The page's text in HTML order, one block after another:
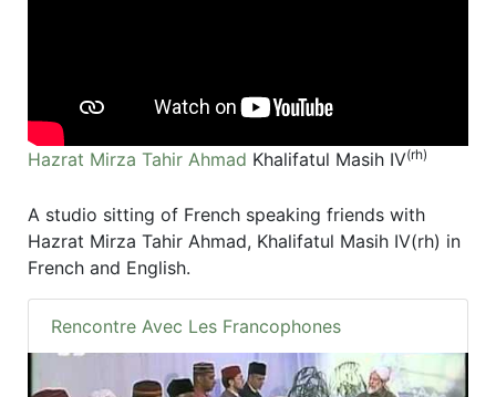
Hazrat Mirza Tahir Ahmad Khalifatul Masih IV(rh)
A studio sitting of French speaking friends with
Hazrat Mirza Tahir Ahmad, Khalifatul Masih IV(rh) in
French and English.
Rencontre Avec Les Francophones